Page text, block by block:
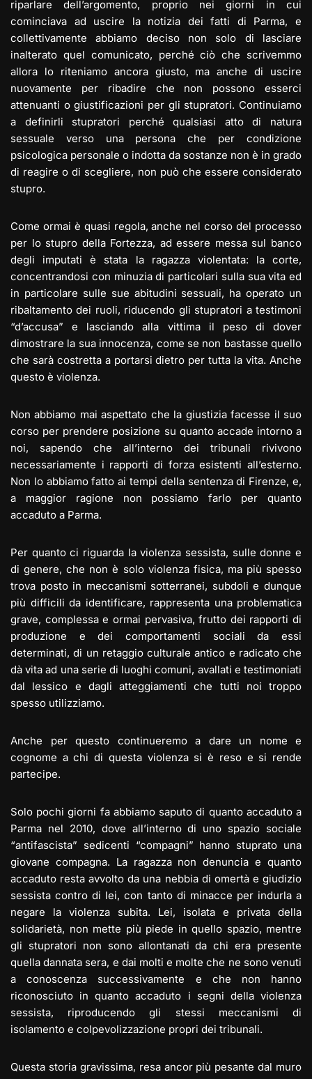
riparlare dell’argomento, proprio nei giorni in cui
cominciava ad uscire la notizia dei fatti di Parma, e
collettivamente abbiamo deciso non solo di lasciare
inalterato quel comunicato, perché ciò che scrivemmo
allora lo riteniamo ancora giusto, ma anche di uscire
nuovamente per ribadire che non possono esserci
attenuanti o giustificazioni per gli stupratori. Continuiamo
a definirli stupratori perché qualsiasi atto di natura
sessuale verso una persona che per condizione
psicologica personale o indotta da sostanze non è in grado
di reagire o di scegliere, non può che essere considerato
stupro.
Come ormai è quasi regola, anche nel corso del processo
per lo stupro della Fortezza, ad essere messa sul banco
degli imputati è stata la ragazza violentata: la corte,
concentrandosi con minuzia di particolari sulla sua vita ed
in particolare sulle sue abitudini sessuali, ha operato un
ribaltamento dei ruoli, riducendo gli stupratori a testimoni
“d’accusa” e lasciando alla vittima il peso di dover
dimostrare la sua innocenza, come se non bastasse quello
che sarà costretta a portarsi dietro per tutta la vita. Anche
questo è violenza.
Non abbiamo mai aspettato che la giustizia facesse il suo
corso per prendere posizione su quanto accade intorno a
noi, sapendo che all’interno dei tribunali rivivono
necessariamente i rapporti di forza esistenti all’esterno.
Non lo abbiamo fatto ai tempi della sentenza di Firenze, e,
a maggior ragione non possiamo farlo per quanto
accaduto a Parma.
Per quanto ci riguarda la violenza sessista, sulle donne e
di genere, che non è solo violenza fisica, ma più spesso
trova posto in meccanismi sotterranei, subdoli e dunque
più difficili da identificare, rappresenta una problematica
grave, complessa e ormai pervasiva, frutto dei rapporti di
produzione e dei comportamenti sociali da essi
determinati, di un retaggio culturale antico e radicato che
dà vita ad una serie di luoghi comuni, avallati e testimoniati
dal lessico e dagli atteggiamenti che tutti noi troppo
spesso utilizziamo.
Anche per questo continueremo a dare un nome e
cognome a chi di questa violenza si è reso e si rende
partecipe.
Solo pochi giorni fa abbiamo saputo di quanto accaduto a
Parma nel 2010, dove all’interno di uno spazio sociale
“antifascista” sedicenti “compagni” hanno stuprato una
giovane compagna. La ragazza non denuncia e quanto
accaduto resta avvolto da una nebbia di omertà e giudizio
sessista contro di lei, con tanto di minacce per indurla a
negare la violenza subita. Lei, isolata e privata della
solidarietà, non mette più piede in quello spazio, mentre
gli stupratori non sono allontanati da chi era presente
quella dannata sera, e dai molti e molte che ne sono venuti
a conoscenza successivamente e che non hanno
riconosciuto in quanto accaduto i segni della violenza
sessista, riproducendo gli stessi meccanismi di
isolamento e colpevolizzazione propri dei tribunali.
Questa storia gravissima, resa ancor più pesante dal muro